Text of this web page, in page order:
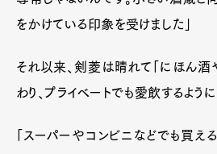
をかけている印象を受けました」
それ以来、剣菱は晴れて「にほん酒
わり、プライベートでも愛飲するよう
「スーパーやコンビニなどでも買え